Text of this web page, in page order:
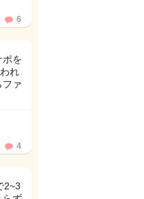
6
ポを
れ
ファ
4
2~3